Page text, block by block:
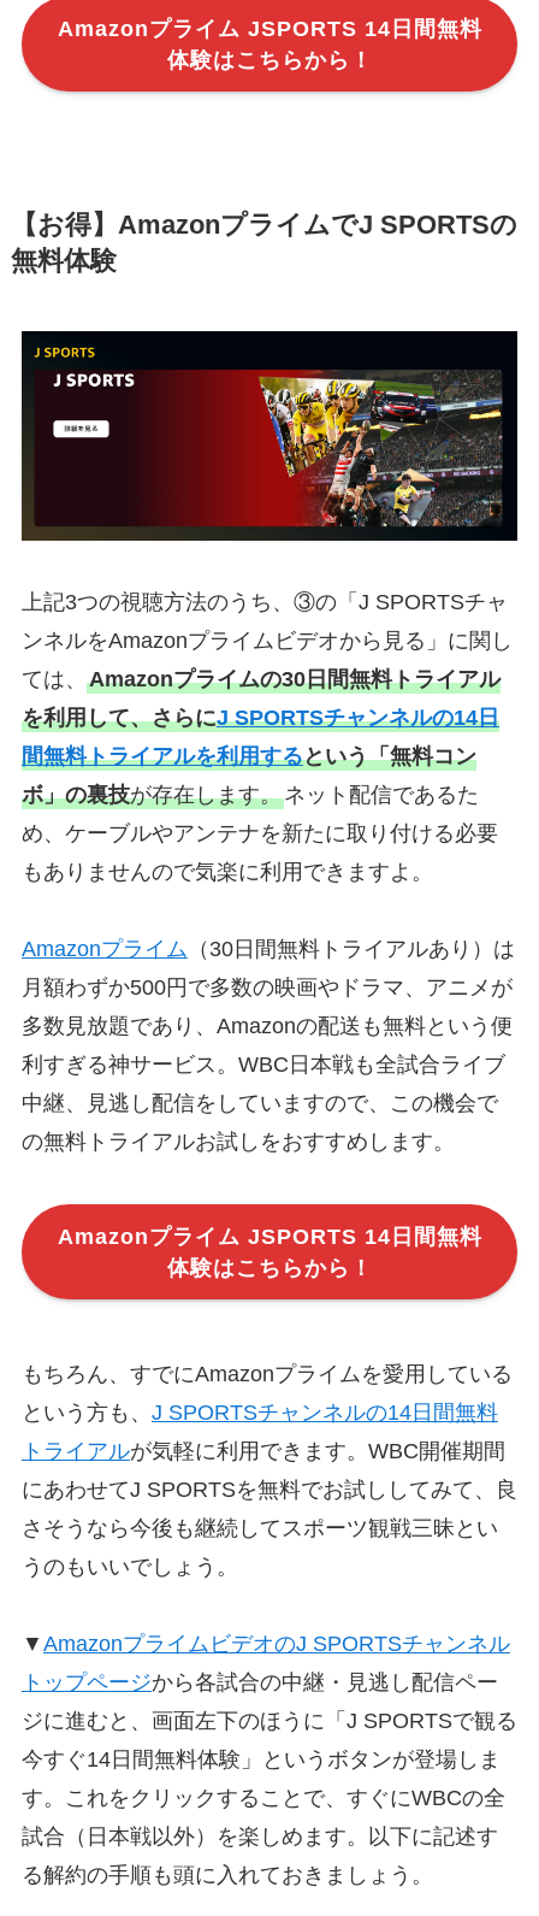
Amazonプライム JSPORTS 14日間無料
体験はこちらから！
【お得】AmazonプライムでJ SPORTSの
無料体験
上記3つの視聴方法のうち、③の「J SPORTSチャ
ンネルをAmazonプライムビデオから見る」に関し
ては、 Amazonプライムの30日間無料トライアル
を利用して、さらにJ SPORTSチャンネルの14日
間無料トライアルを利用するという「無料コン
ボ」の裏技が存在します。ネット配信であるた
め、ケーブルやアンテナを新たに取り付ける必要
もありませんので気楽に利用できますよ。
Amazonプライム （30日間無料トライアルあり）は
月額わずか500円で多数の映画やドラマ、アニメが
多数見放題であり、Amazonの配送も無料という便
利すぎる神サービス。WBC日本戦も全試合ライブ
中継、見逃し配信をしていますので、この機会で
の無料トライアルお試しをおすすめします。
Amazonプライム JSPORTS 14日間無料
体験はこちらから！
もちろん、すでにAmazonプライムを愛用している
という方も、 J SPORTSチャンネルの14日間無料
トライアルが気軽に利用できます。WBC開催期間
にあわせてJ SPORTSを無料でお試ししてみて、良
さそうなら今後も継続してスポーツ観戦三昧とい
うのもいいでしょう。
▼ AmazonプライムビデオのJ SPORTSチャンネル
トップページから各試合の中継・見逃し配信ペー
ジに進むと、画面左下のほうに「J SPORTSで観る
今すぐ14日間無料体験」というボタンが登場しま
す。これをクリックすることで、すぐにWBCの全
試合（日本戦以外）を楽しめます。以下に記述す
る解約の手順も頭に入れておきましょう。